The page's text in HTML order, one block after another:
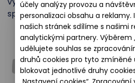
správných slunečních brýlí.
Šířka brýlového
účely analýzy provozu a
personalizaci obsahu a
našich stránek sdílíme s našimi
analytickými partnery. Výběrem
udělujete souhlas se
druhů cookies pro tyto zmíněné
blokovat jednotlivé druhy